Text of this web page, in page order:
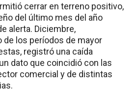
cerrar en terreno positivo,
del último mes del año
alerta. Diciembre,
los períodos de mayor
registró una caída
dato que coincidió con las
comercial y de distintas